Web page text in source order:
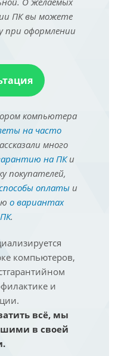
ПК вы можете
при оформлении
компьютера
на часто
много
на ПКи
покупателей,
оплатыи
о вариантах
.
компьютеров,
и
всё, мы
в своей